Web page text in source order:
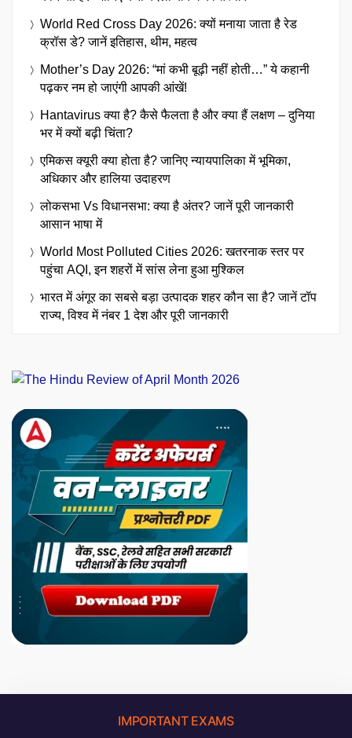
World Red Cross Day 2026: क्यों मनाया जाता है रेड
क्रॉस डे? जानें इतिहास, थीम, महत्व
Mother’s Day 2026: “मां कभी बूढ़ी नहीं होती…” ये कहानी
पढ़कर नम हो जाएंगी आपकी आंखें!
Hantavirus क्या है? कैसे फैलता है और क्या हैं लक्षण – दुनिया
भर में क्यों बढ़ी चिंता?
एमिकस क्यूरी क्या होता है? जानिए न्यायपालिका में भूमिका,
अधिकार और हालिया उदाहरण
लोकसभा Vs विधानसभा: क्या है अंतर? जानें पूरी जानकारी
आसान भाषा में
World Most Polluted Cities 2026: खतरनाक स्तर पर
पहुंचा AQI, इन शहरों में सांस लेना हुआ मुश्किल
भारत में अंगूर का सबसे बड़ा उत्पादक शहर कौन सा है? जानें टॉप
राज्य, विश्व में नंबर 1 देश और पूरी जानकारी
IMPORTANT EXAMS